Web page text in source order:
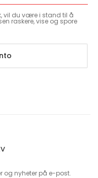
vil du være i stand til å
raskere, vise og spore
og nyheter på e-post.